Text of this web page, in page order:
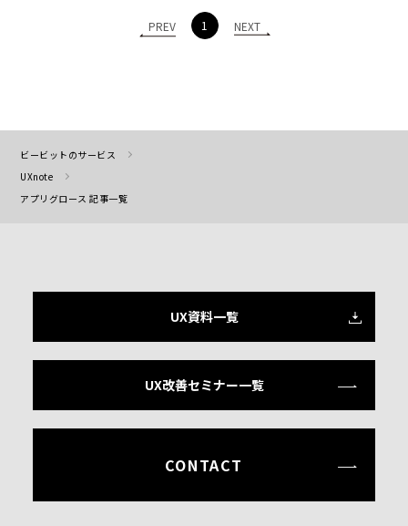
PREV 1 NEXT
ビービットのサービス
UXnote
アプリグロース 記事一覧
UX資料一覧
UX改善セミナー一覧
CONTACT